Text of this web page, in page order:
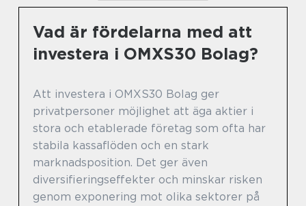
Vad är fördelarna med att
investera i OMXS30 Bolag?
Att investera i OMXS30 Bolag ger
privatpersoner möjlighet att äga aktier i
stora och etablerade företag som ofta har
stabila kassaflöden och en stark
marknadsposition. Det ger även
diversifieringseffekter och minskar risken
genom exponering mot olika sektorer på